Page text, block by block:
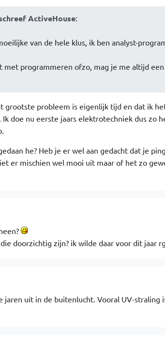
ActiveHouse:
van de hele klus, ik ben analyst-
programmeren ofzo, mag je me altijd
grootste probleem is eigenlijk tijd en dat ik
doe nu eerste jaars elektrotechniek dus zo
he? Heb je er wel aan gedacht dat je
er mischien wel mooi uit maar of het zo
doorzichtig zijn? ik wilde daar voor dit jaar
jaren uit in de buitenlucht. Vooral UV-straling